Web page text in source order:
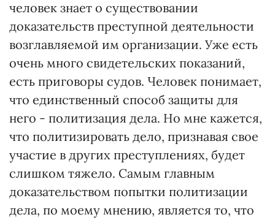
человек знает о существовании
доказательств преступной деятельности
возглавляемой им организации. Уже есть
очень много свидетельских показаний,
есть приговоры судов. Человек понимает,
что единственный способ защиты для
него - политизация дела. Но мне кажется,
что политизировать дело, признавая свое
участие в других преступлениях, будет
слишком тяжело. Самым главным
доказательством попытки политизации
дела, по моему мнению, является то, что